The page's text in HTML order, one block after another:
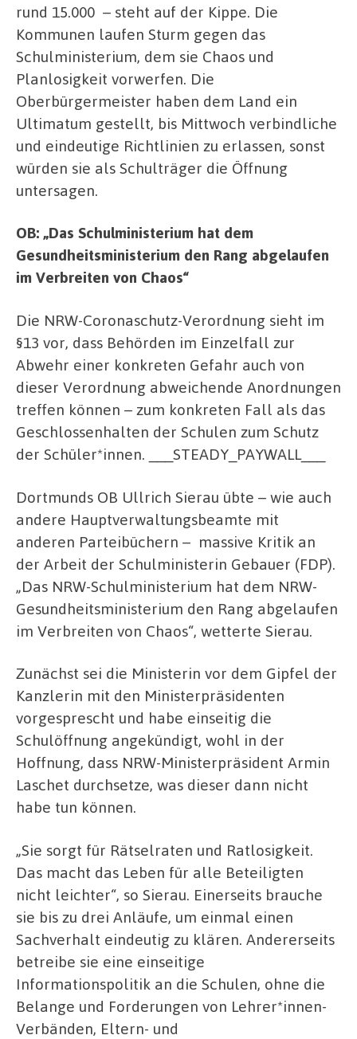
rund 15.000 – steht auf der Kippe. Die
Kommunen laufen Sturm gegen das
Schulministerium, dem sie Chaos und
Planlosigkeit vorwerfen. Die
Oberbürgermeister haben dem Land ein
Ultimatum gestellt, bis Mittwoch verbindliche
und eindeutige Richtlinien zu erlassen, sonst
würden sie als Schulträger die Öffnung
untersagen.
OB: „Das Schulministerium hat dem
Gesundheitsministerium den Rang abgelaufen
im Verbreiten von Chaos“
Die NRW-Coronaschutz-Verordnung sieht im
§13 vor, dass Behörden im Einzelfall zur
Abwehr einer konkreten Gefahr auch von
dieser Verordnung abweichende Anordnungen
treffen können – zum konkreten Fall als das
Geschlossenhalten der Schulen zum Schutz
der Schüler*innen. ___STEADY_PAYWALL___
Dortmunds OB Ullrich Sierau übte – wie auch
andere Hauptverwaltungsbeamte mit
anderen Parteibüchern – massive Kritik an
der Arbeit der Schulministerin Gebauer (FDP).
„Das NRW-Schulministerium hat dem NRW-
Gesundheitsministerium den Rang abgelaufen
im Verbreiten von Chaos“, wetterte Sierau.
Zunächst sei die Ministerin vor dem Gipfel der
Kanzlerin mit den Ministerpräsidenten
vorgesprescht und habe einseitig die
Schulöffnung angekündigt, wohl in der
Hoffnung, dass NRW-Ministerpräsident Armin
Laschet durchsetze, was dieser dann nicht
habe tun können.
„Sie sorgt für Rätselraten und Ratlosigkeit.
Das macht das Leben für alle Beteiligten
nicht leichter“, so Sierau. Einerseits brauche
sie bis zu drei Anläufe, um einmal einen
Sachverhalt eindeutig zu klären. Andererseits
betreibe sie eine einseitige
Informationspolitik an die Schulen, ohne die
Belange und Forderungen von Lehrer*innen-
Verbänden, Eltern- und